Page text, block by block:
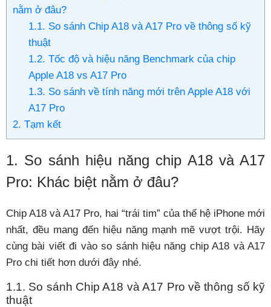
nằm ở đâu?
1.1. So sánh Chip A18 và A17 Pro về thông số kỹ
thuật
1.2. Tốc độ và hiệu năng Benchmark của chip
Apple A18 vs A17 Pro
1.3. So sánh về tính năng mới trên Apple A18 với
A17 Pro
2. Tạm kết
1. So sánh hiệu năng chip A18 và A17
Pro: Khác biệt nằm ở đâu?
Chip A18 và A17 Pro, hai “trái tim” của thế hệ iPhone mới
nhất, đều mang đến hiệu năng mạnh mẽ vượt trội. Hãy
cùng bài viết đi vào so sánh hiệu năng chip A18 và A17
Pro chi tiết hơn dưới đây nhé.
1.1. So sánh Chip A18 và A17 Pro về thông số kỹ
thuật